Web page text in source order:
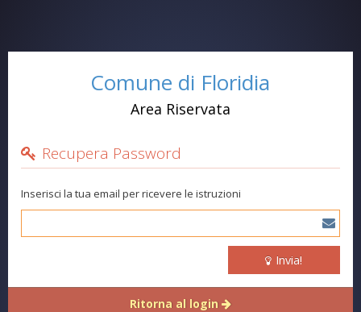
Comune di Floridia
Area Riservata
Recupera Password
Inserisci la tua email per ricevere le istruzioni
Invia!
Ritorna al login